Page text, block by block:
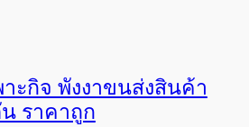
ะกิจ พังงาขนส่งสินค้า
ราคาถูก